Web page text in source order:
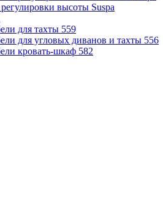
высоты Suspa
для тахты 559
для угловых диванов и тахты 556
кровать-шкаф 582